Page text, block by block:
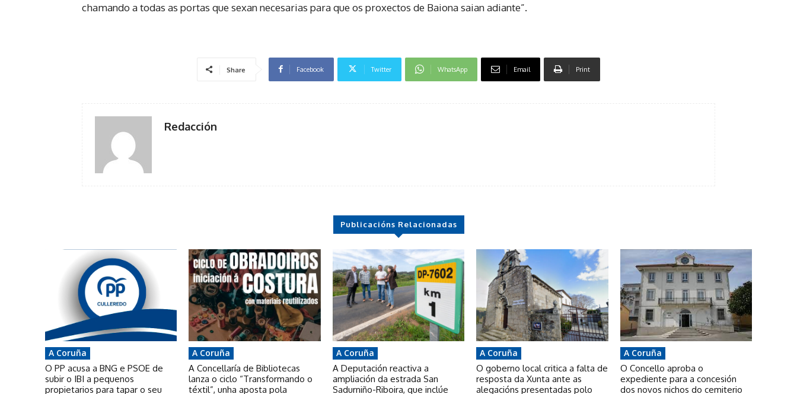
chamando a todas as portas que sexan necesarias para que os proxectos de Baiona saian adiante”.
Share Facebook Twitter WhatsApp Email Print
Redacción
Publicacións Relacionadas
A Coruña
O PP acusa a BNG e PSOE de
subir o IBI a pequenos
propietarios para tapar o seu
A Coruña
A Concellaría de Bibliotecas
lanza o ciclo “Transformando o
téxtil”, unha aposta pola
A Coruña
A Deputación reactiva a
ampliación da estrada San
Sadurniño-Riboira, que inclúe
A Coruña
O goberno local critica a falta de
resposta da Xunta ante as
alegacións presentadas polo
A Coruña
O Concello aproba o
expediente para a concesión
dos novos nichos do cemiterio